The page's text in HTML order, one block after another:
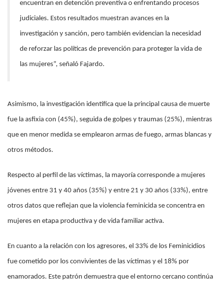
encuentran en detención preventiva o enfrentando procesos
judiciales. Estos resultados muestran avances en la
investigación y sanción, pero también evidencian la necesidad
de reforzar las políticas de prevención para proteger la vida de
las mujeres”, señaló Fajardo.
Asimismo, la investigación identifica que la principal causa de muerte
fue la asfixia con (45%), seguida de golpes y traumas (25%), mientras
que en menor medida se emplearon armas de fuego, armas blancas y
otros métodos.
Respecto al perfil de las víctimas, la mayoría corresponde a mujeres
jóvenes entre 31 y 40 años (35%) y entre 21 y 30 años (33%), entre
otros datos que reflejan que la violencia feminicida se concentra en
mujeres en etapa productiva y de vida familiar activa.
En cuanto a la relación con los agresores, el 33% de los Feminicidios
fue cometido por los convivientes de las víctimas y el 18% por
enamorados. Este patrón demuestra que el entorno cercano continúa